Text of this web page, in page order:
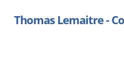
Thomas Lemaitre -